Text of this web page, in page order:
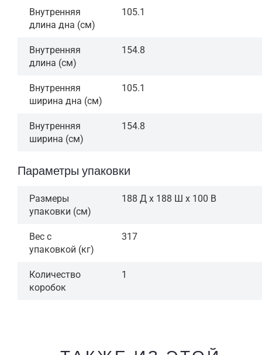
Внутренняя
длина дна (см)
105.1
Внутренняя
длина (см)
154.8
Внутренняя
ширина дна (см)
105.1
Внутренняя
ширина (см)
154.8
Параметры упаковки
Размеры
упаковки (см)
188 Д x 188 Ш x 100 В
Вес с
упаковкой (кг)
317
Количество
коробок
1